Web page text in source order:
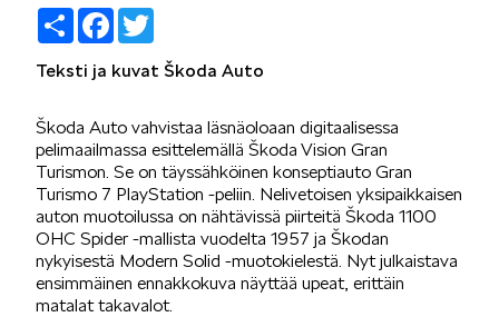
SÄHKÖAUTOILU
Share Facebook
Teksti ja kuvat Škoda Auto
Škoda Auto vahvistaa läsnäoloaan digitaalisessa
pelimaailmassa esittelemällä Škoda Vision Gran
Turismon. Se on täyssähköinen konseptiauto Gran
Turismo 7 PlayStation -peliin. Nelivetoisen yksipaikkaisen
auton muotoilussa on nähtävissä piirteitä Škoda 1100
OHC Spider -mallista vuodelta 1957 ja Škodan
nykyisestä Modern Solid -muotokielestä. Nyt julkaistava
ensimmäinen ennakkokuva näyttää upeat, erittäin
matalat takavalot.